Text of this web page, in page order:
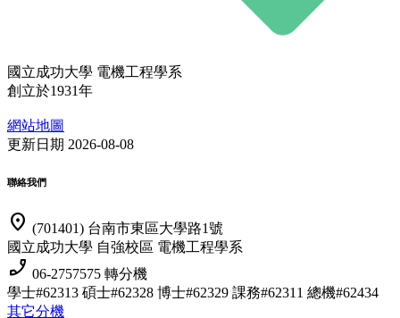
國立成功大學 電機工程學系
創立於1931年
網站地圖
更新日期 2026-08-08
聯絡我們
location_on (701401) 台南市東區大學路1號
國立成功大學 自強校區 電機工程學系
phone_enabled 06-2757575 轉分機
學士#62313 碩士#62328 博士#62329 課務#62311 總機#62434
其它分機